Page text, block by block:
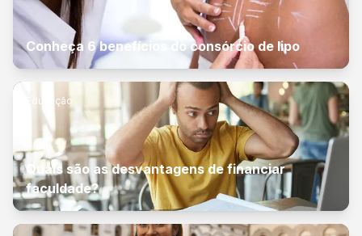
Conheça 6 benefícios do consórcio de lipo
Educação
Quais são as desvantagens de financiar
faculdade?